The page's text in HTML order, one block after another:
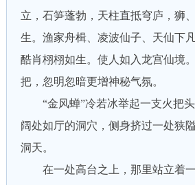
立，石笋蓬勃，天柱直抵穹庐，狮
生。渔家舟楫、凌波仙子、天仙下
酷肖栩栩如生。使人如入龙宫仙境
把，忽明忽暗更增神秘气氛。
“金风蝉”冷若冰举起一支火把头
阔处如厅的洞穴，侧身挤过一处狭
洞天。
在一处高台之上，那里站立着一